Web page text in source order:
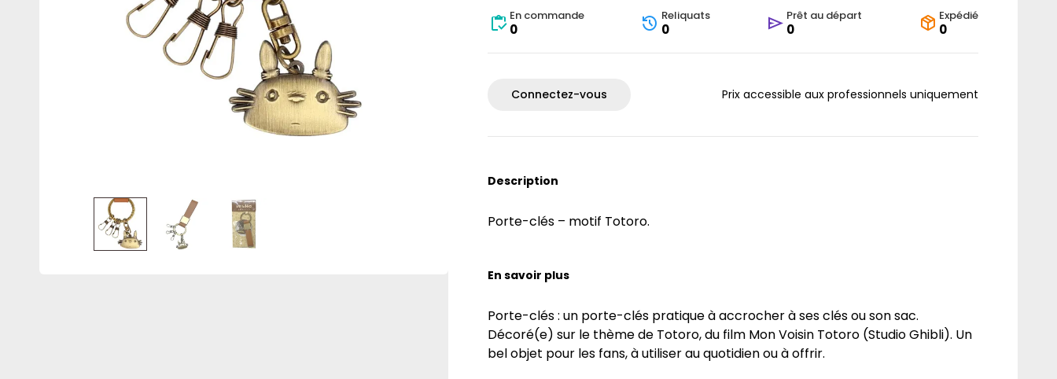
En commande
0
Reliquats
0
Prêt au départ
0
Expédié
0
Connectez-vous Prix accessible aux professionnels uniquement
Description
Porte-clés – motif Totoro.
En savoir plus
Porte-clés : un porte-clés pratique à accrocher à ses clés ou son sac.
Décoré(e) sur le thème de Totoro, du film Mon Voisin Totoro (Studio Ghibli). Un
bel objet pour les fans, à utiliser au quotidien ou à offrir.